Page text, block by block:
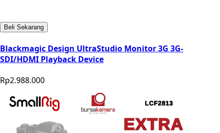
Beli Sekarang
Blackmagic Design UltraStudio Monitor 3G 3G-
SDI/HDMI Playback Device
Rp2.988.000